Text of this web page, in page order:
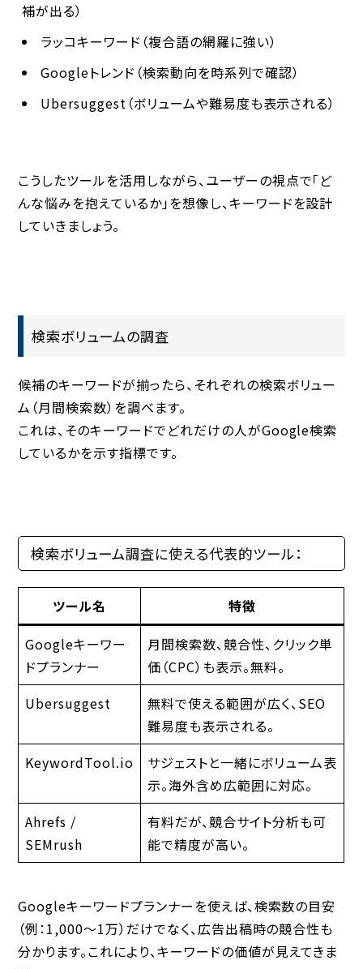
補が出る）
ラッコキーワード（複合語の網羅に強い）
Googleトレンド（検索動向を時系列で確認）
Ubersuggest（ボリュームや難易度も表示される）
こうしたツールを活用しながら、ユーザーの視点で「ど
んな悩みを抱えているか」を想像し、キーワードを設計
していきましょう。
検索ボリュームの調査
候補のキーワードが揃ったら、それぞれの検索ボリュー
ム（月間検索数）を調べます。
これは、そのキーワードでどれだけの人がGoogle検索
しているかを示す指標です。
検索ボリューム調査に使える代表的ツール：
ツール名
特徴
Googleキーワー
ドプランナー
月間検索数、競合性、クリック単
価（CPC）も表示。無料。
Ubersuggest
無料で使える範囲が広く、SEO
難易度も表示される。
KeywordTool.io
サジェストと一緒にボリューム表
示。海外含め広範囲に対応。
Ahrefs /
SEMrush
有料だが、競合サイト分析も可
能で精度が高い。
Googleキーワードプランナーを使えば、検索数の目安
（例：1,000〜1万）だけでなく、広告出稿時の競合性も
分かります。これにより、キーワードの価値が見えてきま